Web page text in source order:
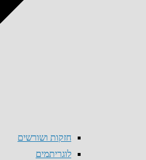
חזקות ושורשים
לוגריתמים